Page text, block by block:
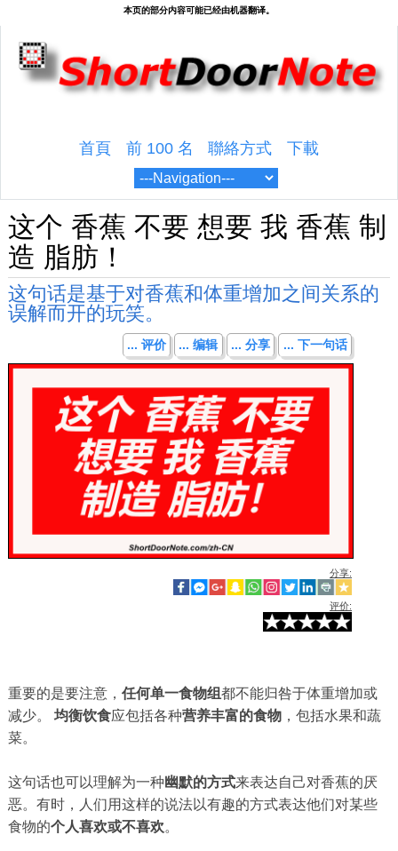
首頁 前 100 名 聯絡方式 下載
这个 香蕉 不要 想要 我 香蕉 制
造 脂肪！
这句话是基于对香蕉和体重增加之间关系的
误解而开的玩笑。
... 评价 ... 编辑 ... 分享 ... 下一句话
分享:
评价:
重要的是要注意， 任何单一食物组都不能归咎于体重增加或
减少。 均衡饮食应包括各种营养丰富的食物，包括水果和蔬
菜。
这句话也可以理解为一种幽默的方式来表达自己对香蕉的厌
恶。有时，人们用这样的说法以有趣的方式表达他们对某些
食物的个人喜欢或不喜欢。